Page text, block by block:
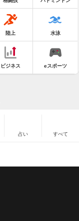
陸上 水泳
ビジネス eスポーツ
占い すべて